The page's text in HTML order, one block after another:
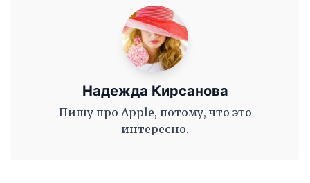
Надежда Кирсанова
Пишу про Apple, потому, что это
интересно.